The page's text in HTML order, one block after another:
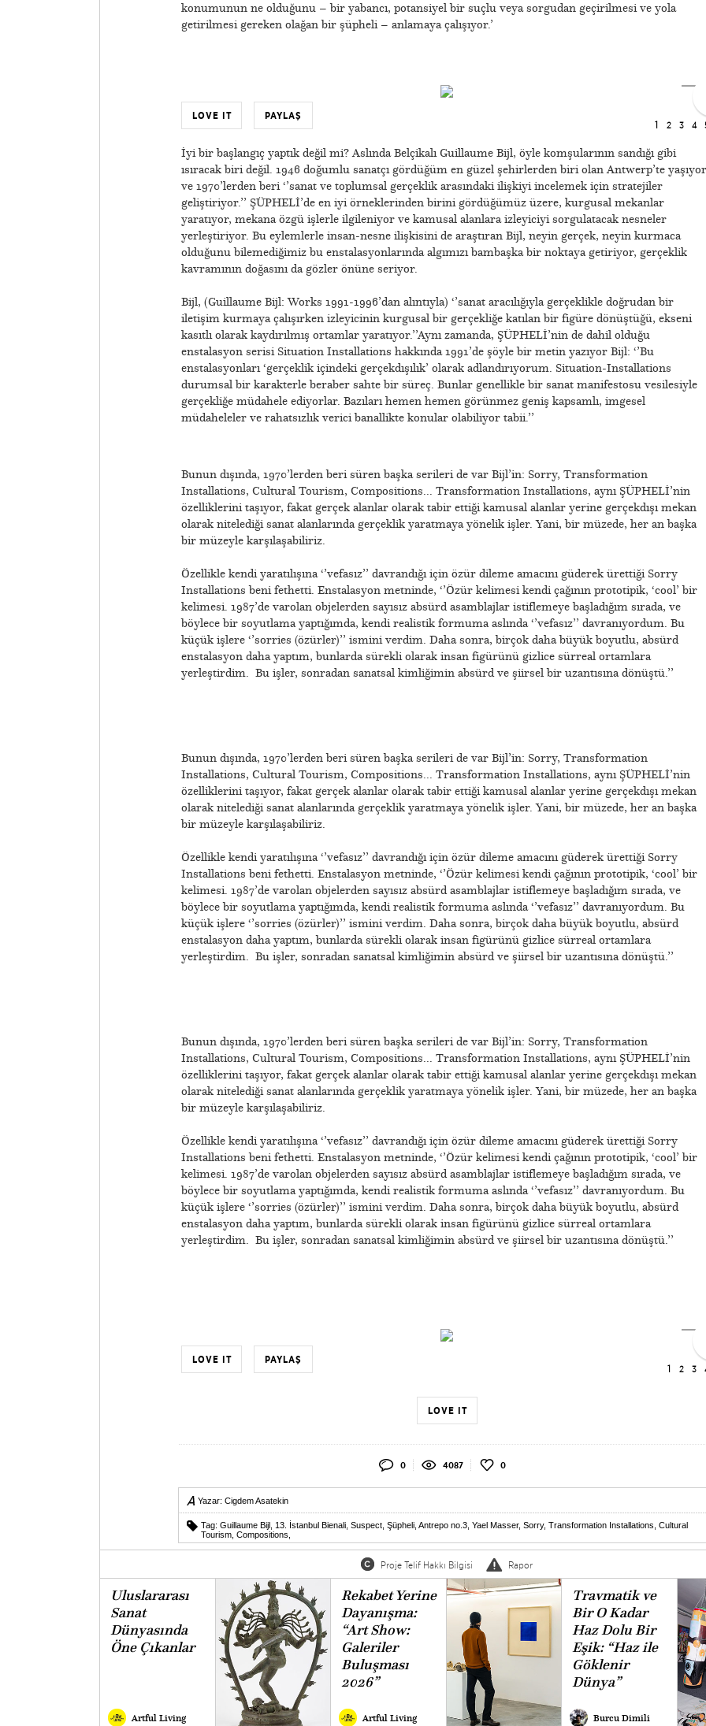
konumunun ne olduğunu – bir yabancı, potansiyel bir suçlu veya sorgudan geçirilmesi ve yola
getirilmesi gereken olağan bir şüpheli – anlamaya çalışıyor.’
1 2 3 4
LOVE IT PAYLAŞ
İyi bir başlangıç yaptık değil mi? Aslında Belçikalı Guillaume Bijl, öyle komşularının sandığı gibi
ısıracak biri değil. 1946 doğumlu sanatçı gördüğüm en güzel şehirlerden biri olan Antwerp’te
ve 1970’lerden beri ‘’sanat ve toplumsal gerçeklik arasındaki ilişkiyi incelemek için stratejiler
geliştiriyor.’’ ŞÜPHELİ’de en iyi örneklerinden birini gördüğümüz üzere, kurgusal mekanlar
yaratıyor, mekana özgü işlerle ilgileniyor ve kamusal alanlara izleyiciyi sorgulatacak nesneler
yerleştiriyor. Bu eylemlerle insan-nesne ilişkisini de araştıran Bijl, neyin gerçek, neyin kurmaca
olduğunu bilemediğimiz bu enstalasyonlarında algımızı bambaşka bir noktaya getiriyor, gerçeklik
kavramının doğasını da gözler önüne seriyor.
Bijl, (Guillaume Bijl: Works 1991-1996’dan alıntıyla) ‘’sanat aracılığıyla gerçeklikle doğrudan bir
iletişim kurmaya çalışırken izleyicinin kurgusal bir gerçekliğe katılan bir figüre dönüştüğü, ekseni
kasıtlı olarak kaydırılmış ortamlar yaratıyor.’’Aynı zamanda, ŞÜPHELİ’nin de dahil olduğu
enstalasyon serisi Situation Installations hakkında 1991’de şöyle bir metin yazıyor Bijl: ‘’Bu
enstalasyonları ‘gerçeklik içindeki gerçekdışılık’ olarak adlandırıyorum. Situation-Installations
durumsal bir karakterle beraber sahte bir süreç. Bunlar genellikle bir sanat manifestosu vesilesiyle
gerçekliğe müdahele ediyorlar. Bazıları hemen hemen görünmez geniş kapsamlı, imgesel
müdaheleler ve rahatsızlık verici banallikte konular olabiliyor tabii.’’
Bunun dışında, 1970’lerden beri süren başka serileri de var Bijl’in: Sorry, Transformation
Installations, Cultural Tourism, Compositions... Transformation Installations, aynı ŞÜPHELİ’nin
özelliklerini taşıyor, fakat gerçek alanlar olarak tabir ettiği kamusal alanlar yerine gerçekdışı mekan
olarak nitelediği sanat alanlarında gerçeklik yaratmaya yönelik işler. Yani, bir müzede, her an başka
bir müzeyle karşılaşabiliriz.
Özellikle kendi yaratılışına ‘’vefasız’’ davrandığı için özür dileme amacını güderek ürettiği Sorry
Installations beni fethetti. Enstalasyon metninde, ‘’Özür kelimesi kendi çağının prototipik, ‘cool’ bir
kelimesi. 1987’de varolan objelerden sayısız absürd asamblajlar istiflemeye başladığım sırada, ve
böylece bir soyutlama yaptığımda, kendi realistik formuma aslında ‘’vefasız’’ davranıyordum. Bu
küçük işlere ‘’sorries (özürler)’’ ismini verdim. Daha sonra, birçok daha büyük boyutlu, absürd
enstalasyon daha yaptım, bunlarda sürekli olarak insan figürünü gizlice sürreal ortamlara
yerleştirdim. Bu işler, sonradan sanatsal kimliğimin absürd ve şiirsel bir uzantısına dönüştü.’’
Bunun dışında, 1970’lerden beri süren başka serileri de var Bijl’in: Sorry, Transformation
Installations, Cultural Tourism, Compositions... Transformation Installations, aynı ŞÜPHELİ’nin
özelliklerini taşıyor, fakat gerçek alanlar olarak tabir ettiği kamusal alanlar yerine gerçekdışı mekan
olarak nitelediği sanat alanlarında gerçeklik yaratmaya yönelik işler. Yani, bir müzede, her an başka
bir müzeyle karşılaşabiliriz.
Özellikle kendi yaratılışına ‘’vefasız’’ davrandığı için özür dileme amacını güderek ürettiği Sorry
Installations beni fethetti. Enstalasyon metninde, ‘’Özür kelimesi kendi çağının prototipik, ‘cool’ bir
kelimesi. 1987’de varolan objelerden sayısız absürd asamblajlar istiflemeye başladığım sırada, ve
böylece bir soyutlama yaptığımda, kendi realistik formuma aslında ‘’vefasız’’ davranıyordum. Bu
küçük işlere ‘’sorries (özürler)’’ ismini verdim. Daha sonra, birçok daha büyük boyutlu, absürd
enstalasyon daha yaptım, bunlarda sürekli olarak insan figürünü gizlice sürreal ortamlara
yerleştirdim. Bu işler, sonradan sanatsal kimliğimin absürd ve şiirsel bir uzantısına dönüştü.’’
Bunun dışında, 1970’lerden beri süren başka serileri de var Bijl’in: Sorry, Transformation
Installations, Cultural Tourism, Compositions... Transformation Installations, aynı ŞÜPHELİ’nin
özelliklerini taşıyor, fakat gerçek alanlar olarak tabir ettiği kamusal alanlar yerine gerçekdışı mekan
olarak nitelediği sanat alanlarında gerçeklik yaratmaya yönelik işler. Yani, bir müzede, her an başka
bir müzeyle karşılaşabiliriz.
Özellikle kendi yaratılışına ‘’vefasız’’ davrandığı için özür dileme amacını güderek ürettiği Sorry
Installations beni fethetti. Enstalasyon metninde, ‘’Özür kelimesi kendi çağının prototipik, ‘cool’ bir
kelimesi. 1987’de varolan objelerden sayısız absürd asamblajlar istiflemeye başladığım sırada, ve
böylece bir soyutlama yaptığımda, kendi realistik formuma aslında ‘’vefasız’’ davranıyordum. Bu
küçük işlere ‘’sorries (özürler)’’ ismini verdim. Daha sonra, birçok daha büyük boyutlu, absürd
enstalasyon daha yaptım, bunlarda sürekli olarak insan figürünü gizlice sürreal ortamlara
yerleştirdim. Bu işler, sonradan sanatsal kimliğimin absürd ve şiirsel bir uzantısına dönüştü.’’
1 2 3
LOVE IT PAYLAŞ
LOVE IT
0 4087 0
Yazar: Cigdem Asatekin
Tag: Guillaume Bijl 13. İstanbul Bienali Suspect Şüpheli Antrepo no.3 Yael Masser, Sorry, Transformation Installations Cultural
Tourism Compositions
Proje Telif Hakkı Bilgisi Rapor
Uluslararası
Sanat
Dünyasında
Öne Çıkanlar
Artful Living
Rekabet Yerine
Dayanışma:
“Art Show:
Galeriler
Buluşması
2026”
Artful Living
Travmatik ve
Bir O Kadar
Haz Dolu Bir
Eşik: “Haz ile
Göklenir
Dünya”
Burcu Dimili